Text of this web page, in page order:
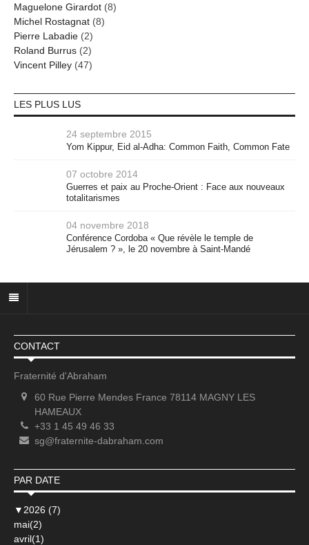
Maguelone Girardot (8)
Michel Rostagnat (8)
Pierre Labadie (2)
Roland Burrus (2)
Vincent Pilley (47)
LES PLUS LUS
24 septembre 2015
Yom Kippur, Eid al-Adha: Common Faith, Common Fate
07 octobre 2014
Guerres et paix au Proche-Orient : Face aux nouveaux
totalitarismes
04 novembre 2018
Conférence Cordoba « Que révèle le temple de
Jérusalem ? », le 20 novembre à Saint-Mandé
CONTACT
Fraternité d'Abraham
60 Rue Pierre Mendes France 78114 MAGNY LES
HAMEAUX
+33 1 45 49 46 33
sg@fraternite-dabraham.com
PAR DATE
▼ 2026 (7)
mai(2)
avril(1)